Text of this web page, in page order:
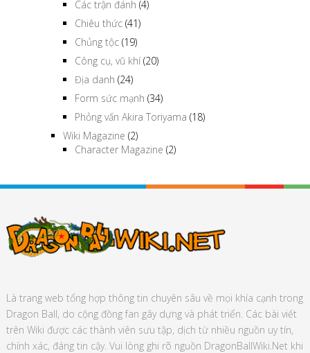
Các trận đánh (4)
Chiêu thức (41)
Chủng tộc (19)
Công cụ, vũ khí(20)
Địa danh (24)
Form sức mạnh (34)
Phỏng vấn Akira Toriyama (18)
Wiki Magazine (2)
Character Magazine (2)
Là trang web tổng hợp thông tin chuyên sâu về mọi khía cạnh trong
Dragon Ball, do cộng đồng fan gây dựng và phát triển. Các bài viết
trên Wiki được các thành viên sưu tập, dịch từ nhiều nguồn uy tín,
chính xác, đáng tin cậy. Vui lòng ghi rõ nguồn DragonBallWiki.Net khi